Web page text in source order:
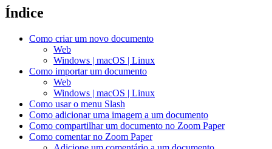
Índice
Como criar um novo documento
Web
Windows | macOS | Linux
Como importar um documento
Web
Windows | macOS | Linux
Como usar o menu Slash
Como adicionar uma imagem a um documento
Como compartilhar um documento no Zoom Paper
Como comentar no Zoom Paper